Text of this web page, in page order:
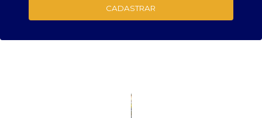
CADASTRAR